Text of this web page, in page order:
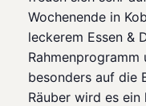
Wochenende in
leckerem Essen &
Rahmenprogramm
besonders auf die
Räuber wird es